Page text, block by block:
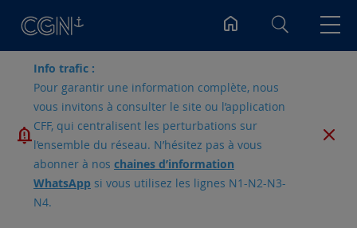
Info trafic :
Pour garantir une information complète, nous
vous invitons à consulter le site ou l’application
CFF, qui centralisent les perturbations sur
l’ensemble du réseau. N’hésitez pas à vous
abonner à nos chaines d’information
WhatsApp si vous utilisez les lignes N1-N2-N3-
N4.